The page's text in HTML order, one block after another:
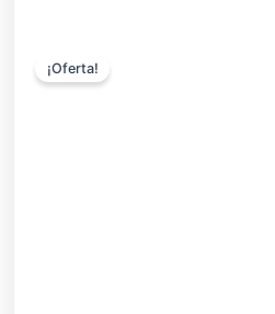
¡Oferta!